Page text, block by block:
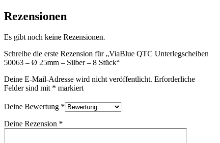
Rezensionen
Es gibt noch keine Rezensionen.
Schreibe die erste Rezension für „ViaBlue QTC Unterlegscheiben
50063 – Ø 25mm – Silber – 8 Stück“
Deine E-Mail-Adresse wird nicht veröffentlicht. Erforderliche
Felder sind mit * markiert
Deine Bewertung *
Deine Rezension *